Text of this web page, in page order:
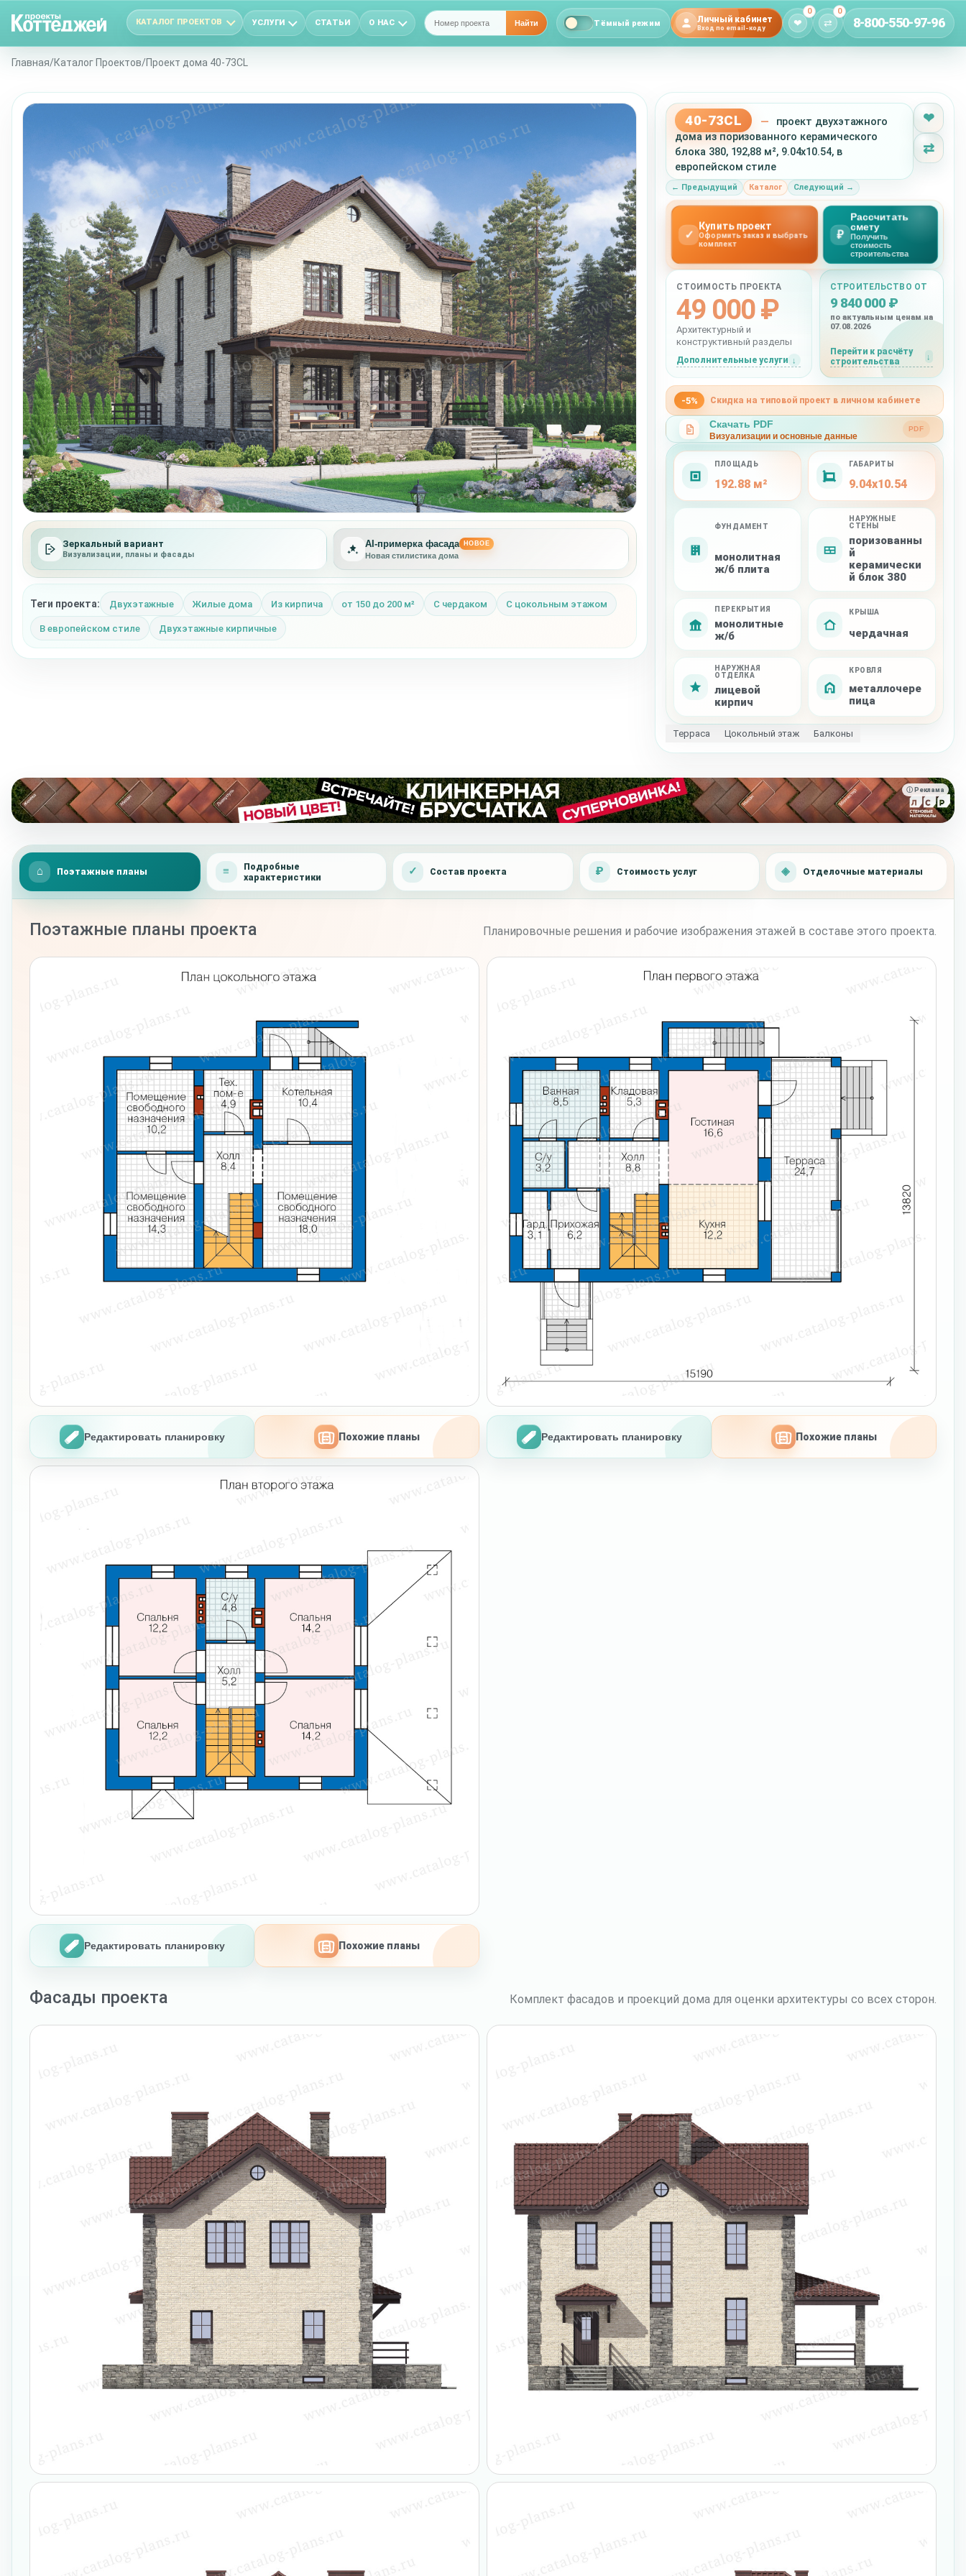
КАТАЛОГ ПРОЕКТОВ УСЛУГИ СТАТЬИ О НАС Найти Тёмный режим Личный кабинет
Вход по email-коду ❤
0
⇄
0
8-800-550-97-96
Главная/Каталог Проектов/Проект дома 40-73CL
Зеркальный вариант
Визуализации, планы и фасады
AI-примерка фасада НОВОЕ
Новая стилистика дома
Теги проекта: Двухэтажные Жилые дома Из кирпича от 150 до 200 м² С чердаком С цокольным этажом
В европейском стиле Двухэтажные кирпичные
40-73CL —
проект двухэтажного
дома из поризованного керамического
блока 380, 192,88 м², 9.04x10.54, в
европейском стиле
← Предыдущий Каталог Следующий →
❤
⇄
ПЛОЩАДЬ
192.88 м²
ГАБАРИТЫ
9.04x10.54
ФУНДАМЕНТ
монолитная
ж/б плита
НАРУЖНЫЕ
СТЕНЫ
поризованны
й
керамически
й блок 380
ПЕРЕКРЫТИЯ
монолитные
ж/б
КРЫША
чердачная
НАРУЖНАЯ
ОТДЕЛКА
лицевой
кирпич
КРОВЛЯ
металлочере
пица
Терраса Цокольный этаж Балконы
СТОИМОСТЬ ПРОЕКТА
49 000 ₽
Архитектурный и
конструктивный разделы
Дополнительные услуги
СТРОИТЕЛЬСТВО ОТ
9 840 000 ₽
по актуальным ценам на
07.08.2026
Перейти к расчёту
строительства
-5% Скидка на типовой проект в личном кабинете
✓
Купить проект
Оформить заказ и выбрать
комплект
₽
Рассчитать
смету
Получить
стоимость
строительства
Скачать PDF
Визуализации и основные данные
PDF
ⓘ Реклама
Поэтажные планы
Подробные
характеристики
Состав проекта Стоимость услуг Отделочные материалы
Поэтажные планы проекта Планировочные решения и рабочие изображения этажей в составе этого проекта.
Редактировать планировку Похожие планы Редактировать планировку Похожие планы
Редактировать планировку Похожие планы
Фасады проекта Комплект фасадов и проекций дома для оценки архитектуры со всех сторон.